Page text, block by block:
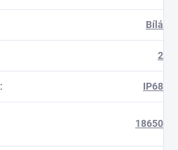
Bílá
2
: IP68
18650